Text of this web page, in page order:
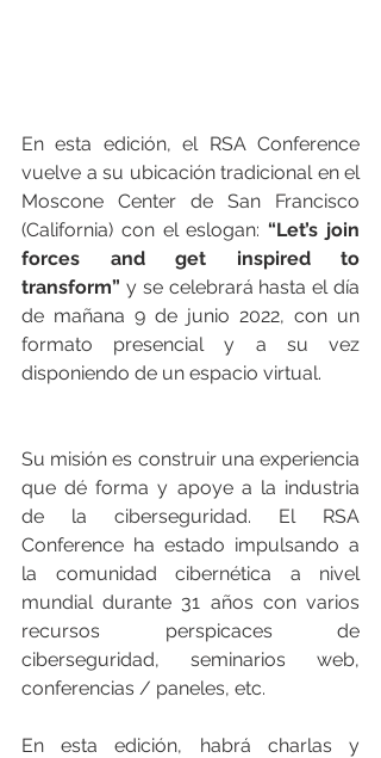
En esta edición, el RSA Conference
vuelve a su ubicación tradicional en el
Moscone Center de San Francisco
(California) con el eslogan: “Let’s join
forces and get inspired to
transform” y se celebrará hasta el día
de mañana 9 de junio 2022, con un
formato presencial y a su vez
disponiendo de un espacio virtual.
Su misión es construir una experiencia
que dé forma y apoye a la industria
de la ciberseguridad. El RSA
Conference ha estado impulsando a
la comunidad cibernética a nivel
mundial durante 31 años con varios
recursos perspicaces de
ciberseguridad, seminarios web,
conferencias / paneles, etc.
En esta edición, habrá charlas y